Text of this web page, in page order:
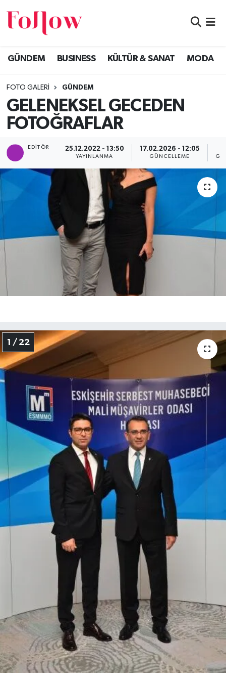
GÜNDEM BUSINESS KÜLTÜR & SANAT MODA
FOTO GALERI GÜNDEM
GELENEKSEL GECEDEN
FOTOĞRAFLAR
EDITÖR 25.12.2022 - 13:50
YAYINLANMA
17.02.2026 - 12:05
GÜNCELLEME
1 / 22
GÜNDEM
BUSINESS
KÜLTÜR & SANAT
MODA
SAĞLIK & SPOR
Eskişehir Nöbetçi Eczaneler
Eskişehir Hava Durumu
Eskişehir Namaz Vakitleri
Eskişehir Trafik Yoğunluk Haritası
Tüm Manşetler
Son Dakika Haberleri
Haber Arşivi